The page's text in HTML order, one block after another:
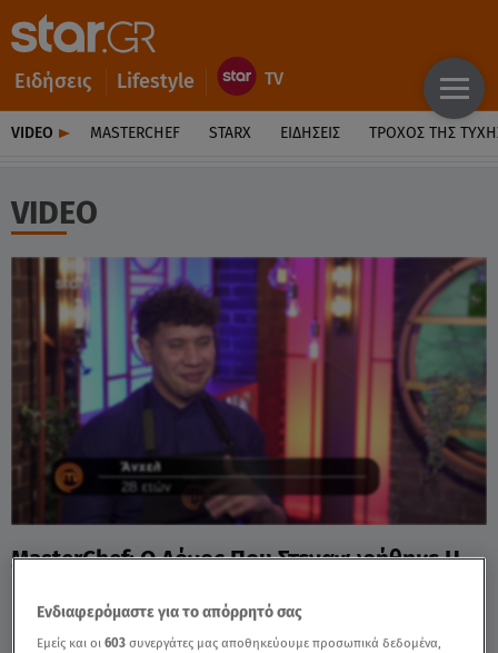
Ειδήσεις Lifestyle
VIDEO MASTERCHEF STARX ΕΙΔΉΣΕΙΣ ΤΡΟΧΌΣ ΤΗΣ
VIDEO
MasterChef: Ο Λόγος Που Στεναχωρήθηκε Η
Ενδιαφερόμαστε για το απόρρητό σας
Εμείς και οι603 συνεργάτες μας αποθηκεύουμε προσωπικά δεδομένα,